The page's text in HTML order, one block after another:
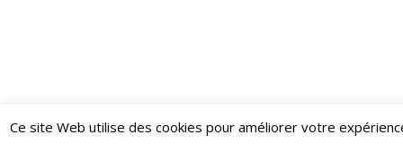
Ce site Web utilise des cookies pour améliorer votre